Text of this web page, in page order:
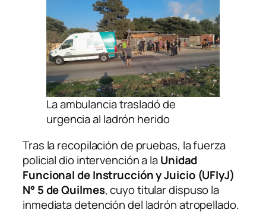
La ambulancia trasladó de
urgencia al ladrón herido
Tras la recopilación de pruebas, la fuerza
policial dio intervención a laUnidad
Funcional de Instrucción y Juicio (UFIyJ)
N° 5 de Quilmes, cuyo titular dispuso la
inmediata detención del ladrón atropellado.